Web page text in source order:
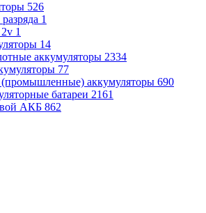
526
1
1
14
аккумуляторы 2334
77
аккумуляторы 690
батареи 2161
АКБ 862